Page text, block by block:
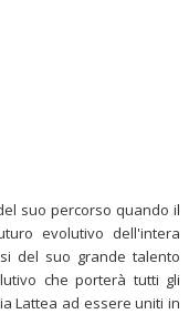
suo percorso quando il
evolutivo dell'intera
del suo grande talento
che porterà tutti gli
Lattea ad essere uniti in